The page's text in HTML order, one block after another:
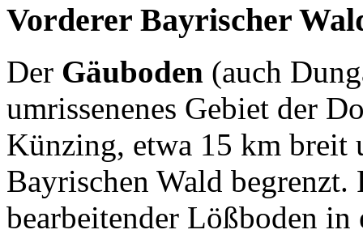
Vorderer Bayrischer
Der Gäuboden (auch
umrissenenes Gebiet der
Künzing, etwa 15 km breit
Bayrischen Wald
bearbeitender Lößboden